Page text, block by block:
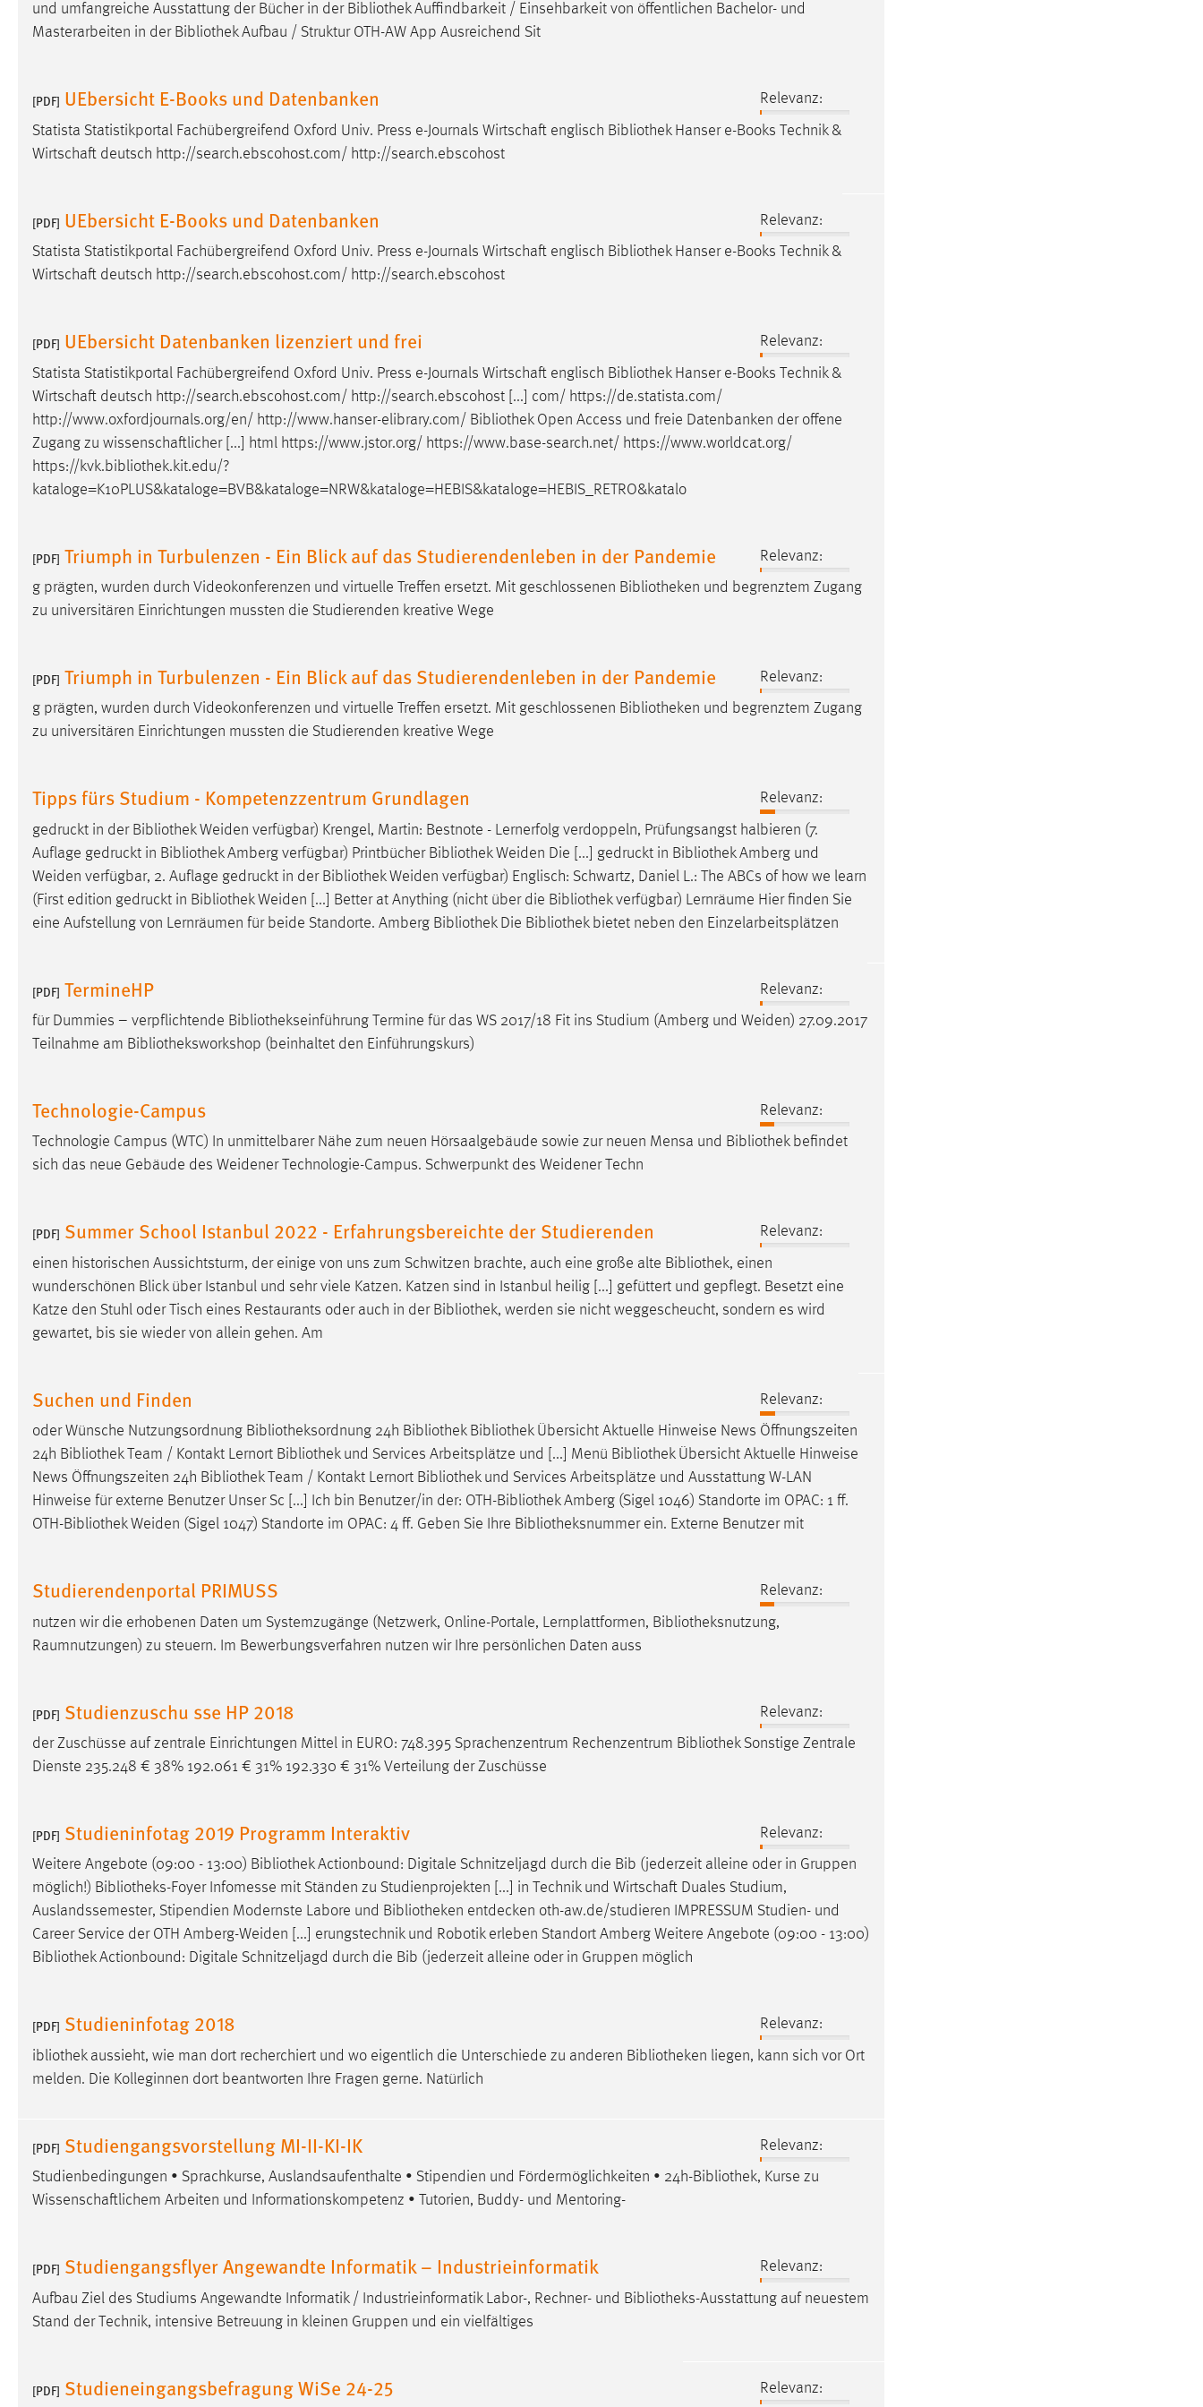
und umfangreiche Ausstattung der Bücher in der BibliothekAuffindbarkeit / Einsehbarkeit von öffentlichen Bachelor- und
Masterarbeiten in der BibliothekAufbau / Struktur OTH-AW App Ausreichend Sit
[PDF] UEbersicht E-Books und Datenbanken
Relevanz:
Statista Statistikportal Fachübergreifend Oxford Univ. Press e-Journals Wirtschaft englisch BibliothekHanser e-Books Technik &
Wirtschaft deutsch http://search.ebscohost.com/ http://search.ebscohost
[PDF] UEbersicht E-Books und Datenbanken
Relevanz:
Statista Statistikportal Fachübergreifend Oxford Univ. Press e-Journals Wirtschaft englisch BibliothekHanser e-Books Technik &
Wirtschaft deutsch http://search.ebscohost.com/ http://search.ebscohost
[PDF] UEbersicht Datenbanken lizenziert und frei
Relevanz:
Statista Statistikportal Fachübergreifend Oxford Univ. Press e-Journals Wirtschaft englisch BibliothekHanser e-Books Technik &
Wirtschaft deutsch http://search.ebscohost.com/ http://search.ebscohost [...] com/ https://de.statista.com/
http://www.oxfordjournals.org/en/ http://www.hanser-elibrary.com/ BibliothekOpen Access und freie Datenbanken der offene
Zugang zu wissenschaftlicher [...] html https://www.jstor.org/ https://www.base-search.net/ https://www.worldcat.org/
https://kvk.bibliothek.kit.edu/?
kataloge=K10PLUS&kataloge=BVB&kataloge=NRW&kataloge=HEBIS&kataloge=HEBIS_RETRO&katalo
[PDF] Triumph in Turbulenzen - Ein Blick auf das Studierendenleben in der Pandemie
Relevanz:
g prägten, wurden durch Videokonferenzen und virtuelle Treffen ersetzt. Mit geschlossenen Bibliotheken und begrenztem Zugang
zu universitären Einrichtungen mussten die Studierenden kreative Wege
[PDF] Triumph in Turbulenzen - Ein Blick auf das Studierendenleben in der Pandemie
Relevanz:
g prägten, wurden durch Videokonferenzen und virtuelle Treffen ersetzt. Mit geschlossenen Bibliotheken und begrenztem Zugang
zu universitären Einrichtungen mussten die Studierenden kreative Wege
Tipps fürs Studium - Kompetenzzentrum Grundlagen
Relevanz:
gedruckt in der BibliothekWeiden verfügbar) Krengel, Martin: Bestnote - Lernerfolg verdoppeln, Prüfungsangst halbieren (7.
Auflage gedruckt in BibliothekAmberg verfügbar) Printbücher BibliothekWeiden Die [...] gedruckt in BibliothekAmberg und
Weiden verfügbar, 2. Auflage gedruckt in der BibliothekWeiden verfügbar) Englisch: Schwartz, Daniel L.: The ABCs of how we learn
(First edition gedruckt in BibliothekWeiden [...] Better at Anything (nicht über die Bibliothekverfügbar) Lernräume Hier finden Sie
eine Aufstellung von Lernräumen für beide Standorte. Amberg BibliothekDie Bibliothekbietet neben den Einzelarbeitsplätzen
[PDF] TermineHP
Relevanz:
für Dummies – verpflichtende Bibliothekseinführung Termine für das WS 2017/18 Fit ins Studium (Amberg und Weiden) 27.09.2017
Teilnahme am Bibliotheksworkshop (beinhaltet den Einführungskurs)
Technologie-Campus
Relevanz:
Technologie Campus (WTC) In unmittelbarer Nähe zum neuen Hörsaalgebäude sowie zur neuen Mensa und Bibliothekbefindet
sich das neue Gebäude des Weidener Technologie-Campus. Schwerpunkt des Weidener Techn
[PDF] Summer School Istanbul 2022 - Erfahrungsbereichte der Studierenden
Relevanz:
einen historischen Aussichtsturm, der einige von uns zum Schwitzen brachte, auch eine große alte Bibliothek, einen
wunderschönen Blick über Istanbul und sehr viele Katzen. Katzen sind in Istanbul heilig [...] gefüttert und gepflegt. Besetzt eine
Katze den Stuhl oder Tisch eines Restaurants oder auch in der Bibliothek, werden sie nicht weggescheucht, sondern es wird
gewartet, bis sie wieder von allein gehen. Am
Suchen und Finden
Relevanz:
oder Wünsche Nutzungsordnung Bibliotheksordnung 24h Bibliothek BibliothekÜbersicht Aktuelle Hinweise News Öffnungszeiten
24h BibliothekTeam / Kontakt Lernort Bibliothekund Services Arbeitsplätze und [...] Menü BibliothekÜbersicht Aktuelle Hinweise
News Öffnungszeiten 24h BibliothekTeam / Kontakt Lernort Bibliothekund Services Arbeitsplätze und Ausstattung W-LAN
Hinweise für externe Benutzer Unser Sc [...] Ich bin Benutzer/in der: OTH-BibliothekAmberg (Sigel 1046) Standorte im OPAC: 1 ff.
OTH-BibliothekWeiden (Sigel 1047) Standorte im OPAC: 4 ff. Geben Sie Ihre Bibliotheksnummerein. Externe Benutzer mit
Studierendenportal PRIMUSS
Relevanz:
nutzen wir die erhobenen Daten um Systemzugänge (Netzwerk, Online-Portale, Lernplattformen, Bibliotheksnutzung,
Raumnutzungen) zu steuern. Im Bewerbungsverfahren nutzen wir Ihre persönlichen Daten auss
[PDF] Studienzuschu sse HP 2018
Relevanz:
der Zuschüsse auf zentrale Einrichtungen Mittel in EURO: 748.395 Sprachenzentrum Rechenzentrum BibliothekSonstige Zentrale
Dienste 235.248 € 38% 192.061 € 31% 192.330 € 31% Verteilung der Zuschüsse
[PDF] Studieninfotag 2019 Programm Interaktiv
Relevanz:
Weitere Angebote (09:00 - 13:00) BibliothekActionbound: Digitale Schnitzeljagd durch die Bib (jederzeit alleine oder in Gruppen
möglich!) Bibliotheks-FoyerInfomesse mit Ständen zu Studienprojekten [...] in Technik und Wirtschaft Duales Studium,
Auslandssemester, Stipendien Modernste Labore und Bibliotheken entdecken oth-aw.de/studieren IMPRESSUM Studien- und
Career Service der OTH Amberg-Weiden [...] erungstechnik und Robotik erleben Standort Amberg Weitere Angebote (09:00 - 13:00)
BibliothekActionbound: Digitale Schnitzeljagd durch die Bib (jederzeit alleine oder in Gruppen möglich
[PDF] Studieninfotag 2018
Relevanz:
ibliothek aussieht, wie man dort recherchiert und wo eigentlich die Unterschiede zu anderen Bibliotheken liegen, kann sich vor Ort
melden. Die Kolleginnen dort beantworten Ihre Fragen gerne. Natürlich
[PDF] Studiengangsvorstellung MI-II-KI-IK
Relevanz:
Studienbedingungen • Sprachkurse, Auslandsaufenthalte • Stipendien und Fördermöglichkeiten • 24h-Bibliothek, Kurse zu
Wissenschaftlichem Arbeiten und Informationskompetenz • Tutorien, Buddy- und Mentoring-
[PDF] Studiengangsflyer Angewandte Informatik – Industrieinformatik
Relevanz:
Aufbau Ziel des Studiums Angewandte Informatik / Industrieinformatik Labor-, Rechner- und Bibliotheks-Ausstattung auf neuestem
Stand der Technik, intensive Betreuung in kleinen Gruppen und ein vielfältiges
[PDF] Studieneingangsbefragung WiSe 24-25 Relevanz:
in diesem Cookie gespeichert, ob man
eingeloggt ist.
Sprachpräferenz
Name: site-language-preference
Zweck:
Das Cookie speichert die gewählte
Cookie Laufzeit:
Chat
5e9dbeb1811c0446
Zweck:
Wird benötigt um die Chatfunktion
nutzen zu können.
Cookie Laufzeit: MibewSessionID, mibew-chat-frame-
style-5e9dbeb1811c0446 =
Sitzungslaufzeit, mibew_locale = 3
Name: fe_user, be_user, be_lastLoginProvider
Zweck:
Dieser Cookie ist notwendig um sich an
der Website einloggen zu können.
STATISTIK
unsere Besucher unsere Website nutzen.
Matomo
Name: _pk_ref, _pk_cvar, _pk_id, _pk_ses
Zweck:
MARKETING
Marketing Cookies werden von Drittanbietern
hinweg verfolgen.
Google Ads
Anbieter: Google Ireland Limited
Zweck: Conversion-Tracking
Cookie Laufzeit: 3 Monate
Facebook Pixel
Anbieter:
Zweck: Conversion-Tracking
Cookie Laufzeit: 3 Monate
Um Inhalte von Videoplattformen und Social Media
Plattformen anzeigen zu können, werden von diesen
externen Medien Cookies gesetzt.
Vimeo